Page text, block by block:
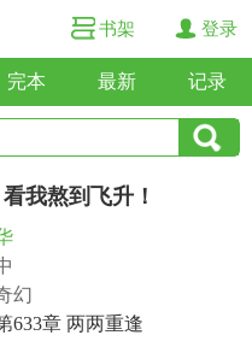
书架 登录
完本 最新 记录
我熬到飞升！
幻
633章 两两重逢